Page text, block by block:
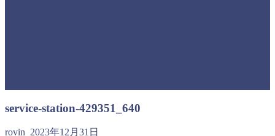
service-station-429351_640
rovin 2023年12月31日